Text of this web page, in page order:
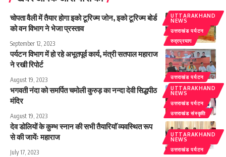
UTTARAKHAND
NEWS
उत्तराखंड पर्यटन
रुद्रप्रयाग
चोपता वैली में तैयार होगा इको टूरिज्म जोन, इको टूरिज्म बोर्ड
को वन विभाग ने भेजा प्रस्ताव
September 12, 2023
उत्तराखंड पर्यटन
पर्यटन विभाग में हो रहे अभूतपूर्व कार्य, मंत्री सतपाल महाराज
ने रखी रिपोर्ट
August 19, 2023
UTTARAKHAND
NEWS
उत्तराखंड पर्यटन
उत्तराखंड संस्कृति
भगवती नंदा को समर्पित चमोली कुरुड़ का नन्दा देवी सिद्धपीठ
मंदिर
August 19, 2023
UTTARAKHAND
NEWS
उत्तराखंड पर्यटन
देव डोलियों के कुम्भ स्नान की सभी तैयारियाॅ व्यवस्थित रूप
से की जायेंः महाराज
July 17, 2023